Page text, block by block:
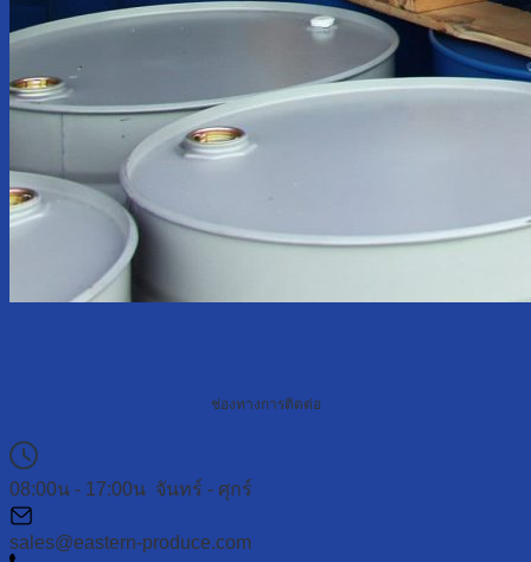
ช่องทางการติดต่อ
08:00น - 17:00น จันทร์ - ศุกร์
sales@eastern-produce.com